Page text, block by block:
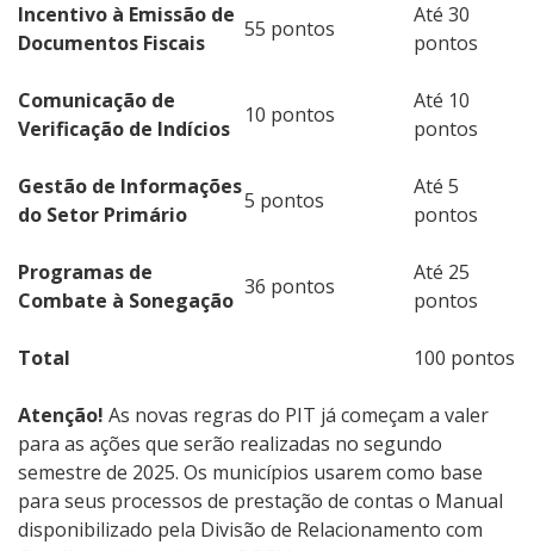
Incentivo à Emissão de
Documentos Fiscais
55 pontos
Até 30
pontos
Comunicação de
Verificação de Indícios
10 pontos
Até 10
pontos
Gestão de Informações
do Setor Primário
5 pontos
Até 5
pontos
Programas de
Combate à Sonegação
36 pontos
Até 25
pontos
Total 100 pontos
Atenção! As novas regras do PIT já começam a valer
para as ações que serão realizadas no segundo
semestre de 2025. Os municípios usarem como base
para seus processos de prestação de contas o Manual
disponibilizado pela Divisão de Relacionamento com